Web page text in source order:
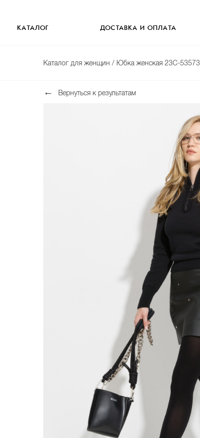
КАТАЛОГ ДОСТАВКА И ОПЛАТА
Каталог для женщин / Юбка женская 23C-53573
Вернуться к результатам